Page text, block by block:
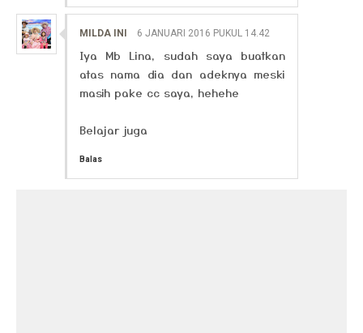
MILDA INI 6 JANUARI 2016 PUKUL 14.42
Iya Mb Lina, sudah saya buatkan
atas nama dia dan adeknya meski
masih pake cc saya, hehehe
Belajar juga
Balas